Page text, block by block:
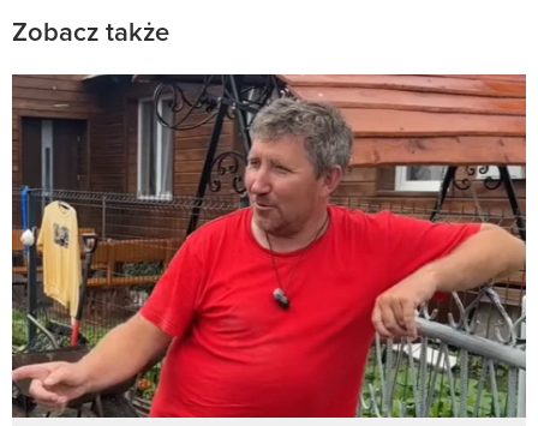
Zobacz także